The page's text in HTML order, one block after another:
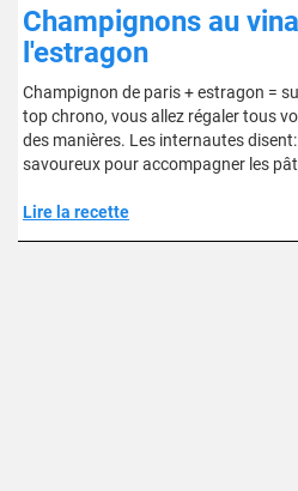
Champignons au
l'estragon
Champignon de paris + estragon =
top chrono, vous allez régaler tous
des manières. Les internautes
savoureux pour accompagner les
Lire la recette